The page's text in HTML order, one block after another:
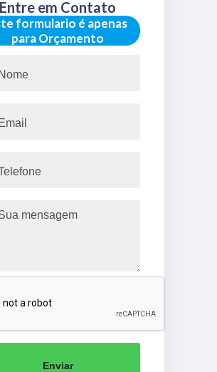
formulario é apenas
para Orçamento
Entre em Contato
Enviar